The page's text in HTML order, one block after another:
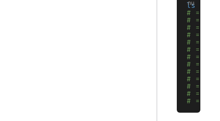
ls
# =>
# =>
# =>
# => │
# => │
# => │
# => │
# =>
# => │
# => │
# => │
# => │
# =>